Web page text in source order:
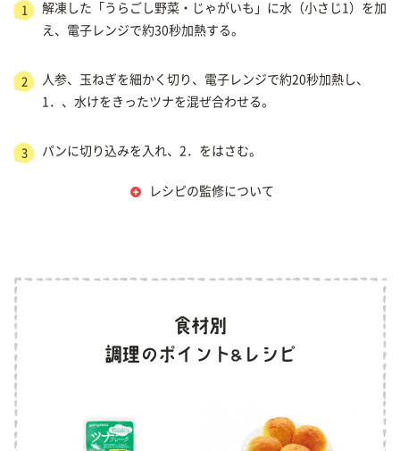
1
解凍した「うらごし野菜・じゃがいも」に水（小さじ1）を加
え、電子レンジで約30秒加熱する。
2
人参、玉ねぎを細かく切り、電子レンジで約20秒加熱し、
1．、水けをきったツナを混ぜ合わせる。
3 パンに切り込みを入れ、2．をはさむ。
レシピの監修について